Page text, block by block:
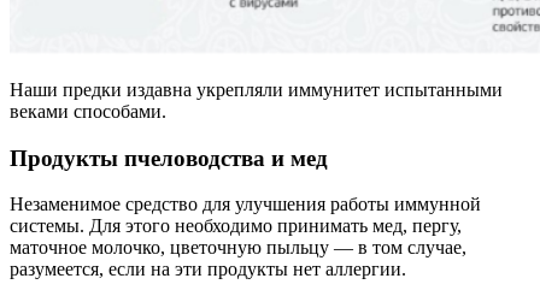
Наши предки издавна укрепляли иммунитет испытанными
веками способами.
Продукты пчеловодства и мед
Незаменимое средство для улучшения работы иммунной
системы. Для этого необходимо принимать мед, пергу,
маточное молочко, цветочную пыльцу — в том случае,
разумеется, если на эти продукты нет аллергии.